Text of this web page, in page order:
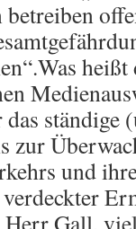
heißt
ständige
zur
und
Gall,